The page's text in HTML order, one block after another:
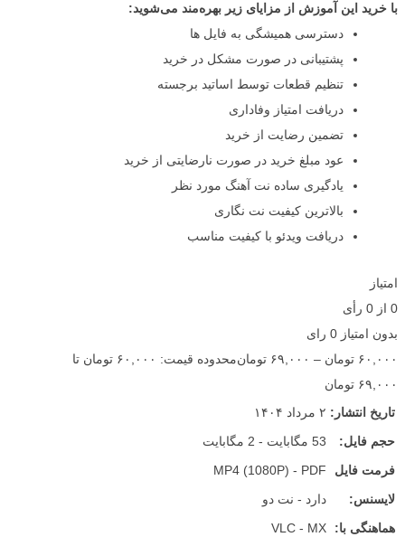
با خرید این آموزش از مزایای زیر بهره‌مند می‌شوید:
دسترسی همیشگی به فایل ها
پشتیبانی در صورت مشکل در خرید
تنظیم قطعات توسط اساتید برجسته
دریافت امتیاز وفاداری
تضمین رضایت از خرید
عود مبلغ خرید در صورت نارضایتی از خرید
یادگیری ساده نت آهنگ مورد نظر
بالاترین کیفیت نت نگاری
دریافت ویدئو با کیفیت مناسب
امتیاز
0 از 0 رأی
بدون امتیاز 0 رای
۶۰,۰۰۰ تومان – ۶۹,۰۰۰ تومان
محدوده قیمت: ۶۰,۰۰۰ تومان تا
۶۹,۰۰۰ تومان
تاریخ انتشار: ۲ مرداد ۱۴۰۴
حجم فایل:
53 مگابایت - 2 مگابایت
فرمت فایل
MP4 (1080P) - PDF
لایسنس:
دارد - نت دو
هماهنگی با:
VLC - MX